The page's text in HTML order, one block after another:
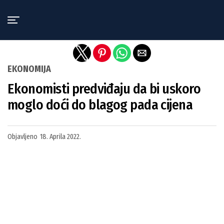
EKONOMIJA
Ekonomisti predviđaju da bi uskoro
moglo doći do blagog pada cijena
Objavljeno 18. Aprila 2022.